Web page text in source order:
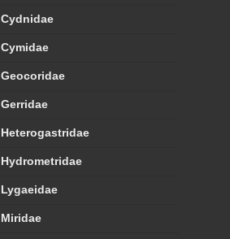
Cydnidae
Cymidae
Geocoridae
Gerridae
Heterogastridae
Hydrometridae
Lygaeidae
Miridae